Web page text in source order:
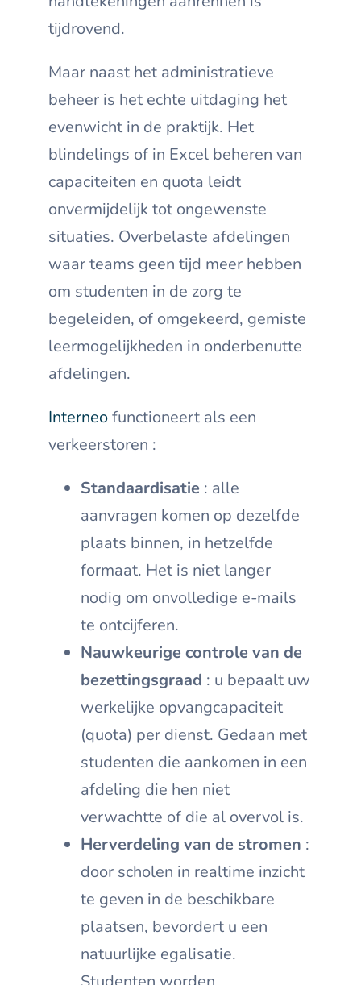
tijdrovend.
Maar naast het administratieve
beheer is het echte uitdaging het
evenwicht in de praktijk. Het
blindelings of in Excel beheren van
capaciteiten en quota leidt
onvermijdelijk tot ongewenste
situaties. Overbelaste afdelingen
waar teams geen tijd meer hebben
om studenten in de zorg te
begeleiden, of omgekeerd, gemiste
leermogelijkheden in onderbenutte
afdelingen.
Interneofunctioneert als een
verkeerstoren :
Standaardisatie : alle
aanvragen komen op dezelfde
plaats binnen, in hetzelfde
formaat. Het is niet langer
nodig om onvolledige e-mails
te ontcijferen.
Nauwkeurige controle van de
bezettingsgraad : u bepaalt uw
werkelijke opvangcapaciteit
(quota) per dienst. Gedaan met
studenten die aankomen in een
afdeling die hen niet
verwachtte of die al overvol is.
Herverdeling van de stromen :
door scholen in realtime inzicht
te geven in de beschikbare
plaatsen, bevordert u een
natuurlijke egalisatie.